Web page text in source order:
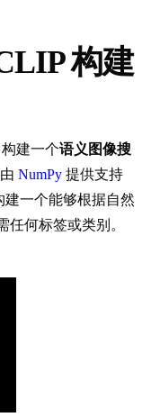
构建
构建一个语义图像搜
NumPy 提供支持
一个能够根据自然
任何标签或类别。